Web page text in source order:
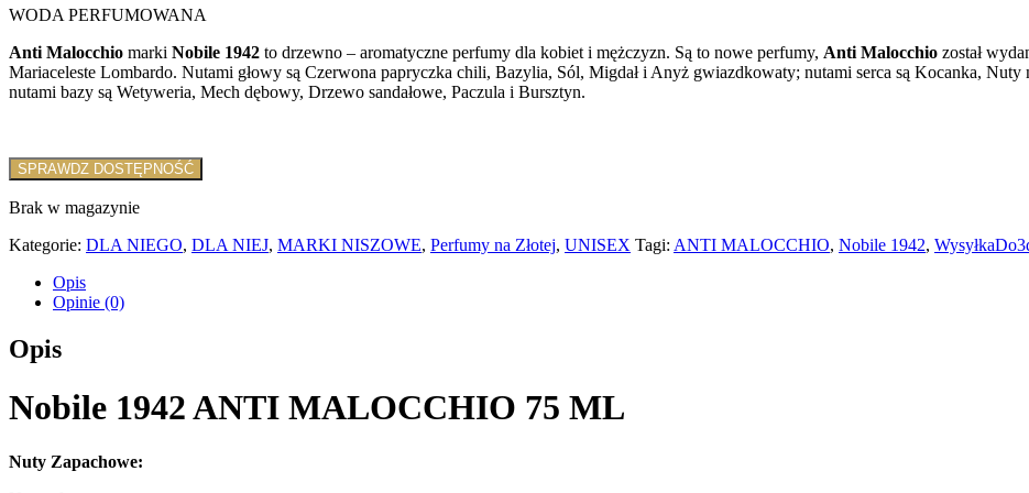
WODA PERFUMOWANA
Anti Malocchio marki Nobile 1942 to drzewno – aromatyczne perfumy dla kobiet i mężczyzn. Są to nowe perfumy, Anti Malocchio został
Mariaceleste Lombardo. Nutami głowy są Czerwona papryczka chili, Bazylia, Sól, Migdał i Anyż gwiazdkowaty; nutami serca są Kocanka,
nutami bazy są Wetyweria, Mech dębowy, Drzewo sandałowe, Paczula i Bursztyn.
SPRAWDZ DOSTĘPNOŚĆ
Brak w magazynie
Kategorie: DLA NIEGO, DLA NIEJ, MARKI NISZOWE, Perfumy na Złotej, UNISEX Tagi: ANTI MALOCCHIO, Nobile 1942,
Opis
Opinie (0)
Opis
Nobile 1942 ANTI MALOCCHIO 75 ML
Nuty Zapachowe: